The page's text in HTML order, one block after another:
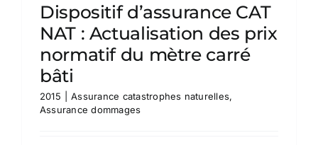
Dispositif d’assurance CAT
NAT : Actualisation des prix
normatif du mètre carré
bâti
2015 Assurance catastrophes naturelles,
Assurance dommages